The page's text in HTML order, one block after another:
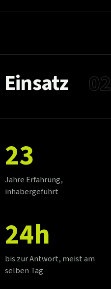
Einsatz 02
23
Jahre Erfahrung,
inhabergeführt
24h
bis zur Antwort, meist am
selben Tag